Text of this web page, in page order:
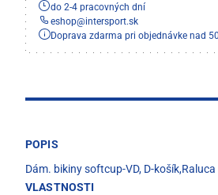
do 2-4 pracovných dní
eshop@intersport.sk
Doprava zdarma pri objednávke nad
POPIS
Dám. bikiny softcup-VD, D-košík,Raluca
VLASTNOSTI